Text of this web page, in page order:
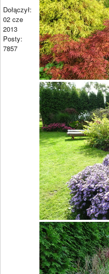
Dołączył:
02 cze
2013
Posty:
7857